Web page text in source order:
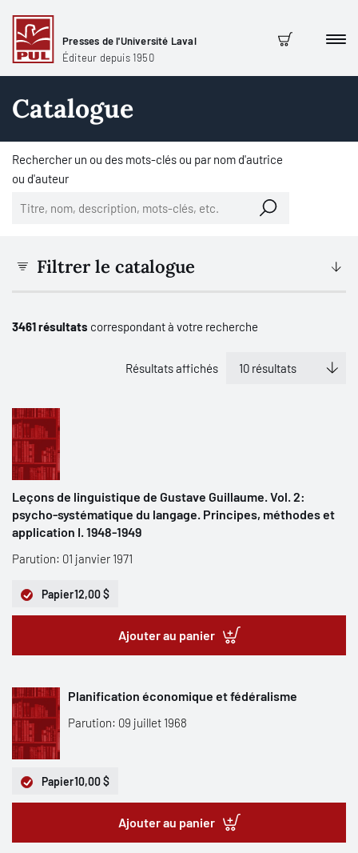
Presses de l'Université Laval
Éditeur depuis 1950
Panier
Catalogue
Rechercher un ou des mots-clés ou par nom d'autrice
ou d'auteur
Filtrer le catalogue
3461 résultats correspondant à votre recherche
Résultats affichés
Leçons de linguistique de Gustave Guillaume. Vol. 2:
psycho-systématique du langage. Principes, méthodes et
application I. 1948-1949
Parution: 01 janvier 1971
Papier12,00 $
Ajouter au panier
Planification économique et fédéralisme
Parution: 09 juillet 1968
Papier10,00 $
Ajouter au panier